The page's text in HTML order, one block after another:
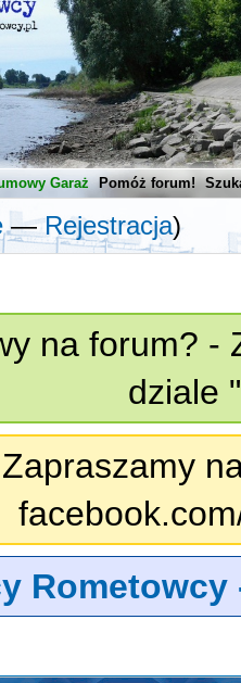
Garaż Pomóż forum!
—Rejestracja)
na forum? -
dziale
Zapraszamy
Rometowcy